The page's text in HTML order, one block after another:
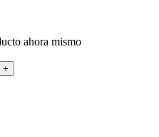
ahora mismo
+